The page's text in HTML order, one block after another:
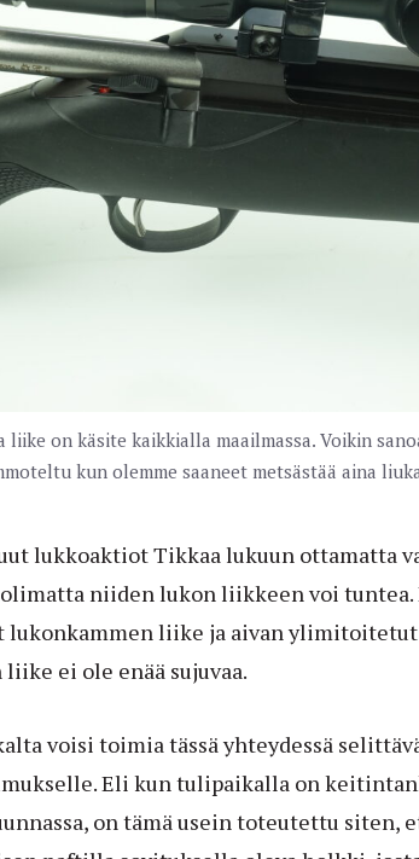
liike on käsite kaikkialla maailmassa. Voikin
kun olemme saaneet metsästää aina
lukkoaktiot Tikkaa lukuun ottamatta
niiden lukon liikkeen voi tuntea.
liike ja aivan ylimitoitetut
ei ole enää sujuvaa.
voisi toimia tässä yhteydessä
Eli kun tulipaikalla on
on tämä usein toteutettu siten,